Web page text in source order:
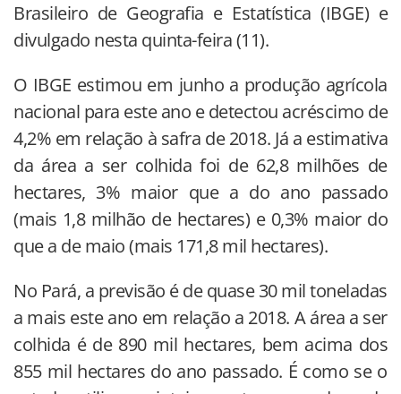
Brasileiro de Geografia e Estatística (IBGE) e
divulgado nesta quinta-feira (11).
O IBGE estimou em junho a produção agrícola
nacional para este ano e detectou acréscimo de
4,2% em relação à safra de 2018. Já a estimativa
da área a ser colhida foi de 62,8 milhões de
hectares, 3% maior que a do ano passado
(mais 1,8 milhão de hectares) e 0,3% maior do
que a de maio (mais 171,8 mil hectares).
No Pará, a previsão é de quase 30 mil toneladas
a mais este ano em relação a 2018. A área a ser
colhida é de 890 mil hectares, bem acima dos
855 mil hectares do ano passado. É como se o